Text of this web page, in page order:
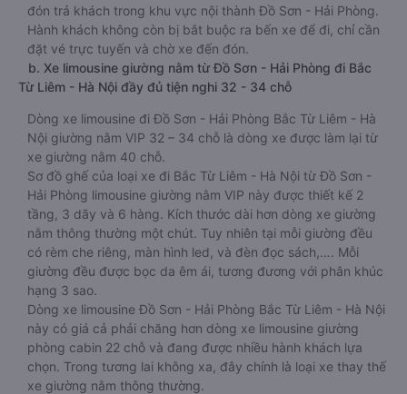
đón trả khách trong khu vực nội thành Đồ Sơn - Hải Phòng.
Hành khách không còn bị bắt buộc ra bến xe để đi, chỉ cần
đặt vé trực tuyến và chờ xe đến đón.
b. Xe limousine giường nằm từ Đồ Sơn - Hải Phòng đi Bắc
Từ Liêm - Hà Nội đầy đủ tiện nghi 32 - 34 chỗ
Dòng xe limousine đi Đồ Sơn - Hải Phòng Bắc Từ Liêm - Hà
Nội giường nằm VIP 32 – 34 chỗ là dòng xe được làm lại từ
xe giường nằm 40 chỗ.
Sơ đồ ghế của loại xe đi Bắc Từ Liêm - Hà Nội từ Đồ Sơn -
Hải Phòng limousine giường nằm VIP này được thiết kế 2
tầng, 3 dãy và 6 hàng. Kích thước dài hơn dòng xe giường
nằm thông thường một chút. Tuy nhiên tại mỗi giường đều
có rèm che riêng, màn hình led, và đèn đọc sách,…. Mỗi
giường đều được bọc da êm ái, tương đương với phân khúc
hạng 3 sao.
Dòng xe limousine Đồ Sơn - Hải Phòng Bắc Từ Liêm - Hà Nội
này có giá cả phải chăng hơn dòng xe limousine giường
phòng cabin 22 chỗ và đang được nhiều hành khách lựa
chọn. Trong tương lai không xa, đây chính là loại xe thay thế
xe giường nằm thông thường.